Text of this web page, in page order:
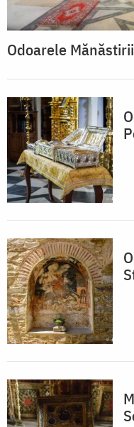
Odoarele